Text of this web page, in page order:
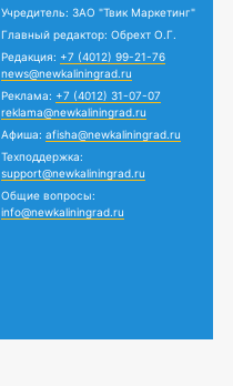
Учредитель: ЗАО "Твик Маркетинг"
Главный редактор: Обрехт О.Г.
Редакция: +7 (4012) 99-21-76
news@newkaliningrad.ru
Реклама: +7 (4012) 31-07-07
reklama@newkaliningrad.ru
Афиша: afisha@newkaliningrad.ru
Техподдержка:
support@newkaliningrad.ru
Общие вопросы:
info@newkaliningrad.ru